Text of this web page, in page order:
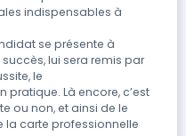
; D.2- Savoir
des taxis : - Utiliser
(compteur
plaque,
indispensables à
se présente à
lui sera remis par
le
pratique. Là encore, c’est
ou non, et ainsi de le
la carte professionnelle